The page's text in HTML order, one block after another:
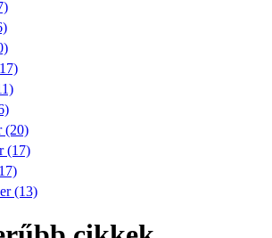
(20)
(17)
(13)